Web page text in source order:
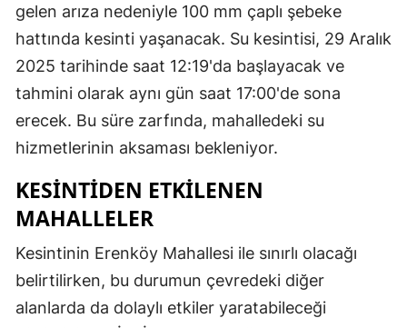
gelen arıza nedeniyle 100 mm çaplı şebeke
hattında kesinti yaşanacak. Su kesintisi, 29 Aralık
2025 tarihinde saat 12:19'da başlayacak ve
tahmini olarak aynı gün saat 17:00'de sona
erecek. Bu süre zarfında, mahalledeki su
hizmetlerinin aksaması bekleniyor.
KESINTIDEN ETKILENEN
MAHALLELER
Kesintinin Erenköy Mahallesi ile sınırlı olacağı
belirtilirken, bu durumun çevredeki diğer
alanlarda da dolaylı etkiler yaratabileceği